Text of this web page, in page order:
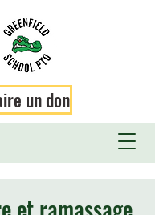
un don